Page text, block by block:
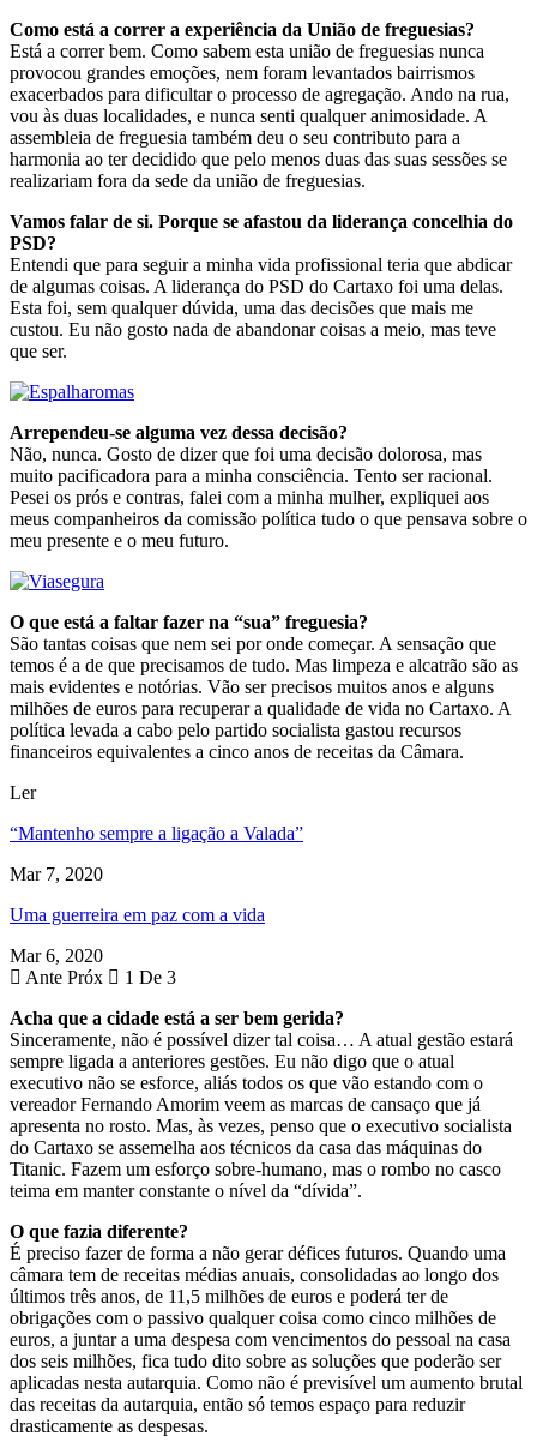
Como está a correr a experiência da União de freguesias?
Está a correr bem. Como sabem esta união de freguesias nunca
provocou grandes emoções, nem foram levantados bairrismos
exacerbados para dificultar o processo de agregação. Ando na rua,
vou às duas localidades, e nunca senti qualquer animosidade. A
assembleia de freguesia também deu o seu contributo para a
harmonia ao ter decidido que pelo menos duas das suas sessões se
realizariam fora da sede da união de freguesias.
Vamos falar de si. Porque se afastou da liderança concelhia do
PSD?
Entendi que para seguir a minha vida profissional teria que abdicar
de algumas coisas. A liderança do PSD do Cartaxo foi uma delas.
Esta foi, sem qualquer dúvida, uma das decisões que mais me
custou. Eu não gosto nada de abandonar coisas a meio, mas teve
que ser.
Arrependeu-se alguma vez dessa decisão?
Não, nunca. Gosto de dizer que foi uma decisão dolorosa, mas
muito pacificadora para a minha consciência. Tento ser racional.
Pesei os prós e contras, falei com a minha mulher, expliquei aos
meus companheiros da comissão política tudo o que pensava sobre o
meu presente e o meu futuro.
O que está a faltar fazer na “sua” freguesia?
São tantas coisas que nem sei por onde começar. A sensação que
temos é a de que precisamos de tudo. Mas limpeza e alcatrão são as
mais evidentes e notórias. Vão ser precisos muitos anos e alguns
milhões de euros para recuperar a qualidade de vida no Cartaxo. A
política levada a cabo pelo partido socialista gastou recursos
financeiros equivalentes a cinco anos de receitas da Câmara.
Ler
“Mantenho sempre a ligação a Valada”
Mar 7, 2020
Uma guerreira em paz com a vida
Mar 6, 2020
Ante Próx
1 De 3
Acha que a cidade está a ser bem gerida?
Sinceramente, não é possível dizer tal coisa… A atual gestão estará
sempre ligada a anteriores gestões. Eu não digo que o atual
executivo não se esforce, aliás todos os que vão estando com o
vereador Fernando Amorim veem as marcas de cansaço que já
apresenta no rosto. Mas, às vezes, penso que o executivo socialista
do Cartaxo se assemelha aos técnicos da casa das máquinas do
Titanic. Fazem um esforço sobre-humano, mas o rombo no casco
teima em manter constante o nível da “dívida”.
O que fazia diferente?
É preciso fazer de forma a não gerar défices futuros. Quando uma
câmara tem de receitas médias anuais, consolidadas ao longo dos
últimos três anos, de 11,5 milhões de euros e poderá ter de
obrigações com o passivo qualquer coisa como cinco milhões de
euros, a juntar a uma despesa com vencimentos do pessoal na casa
dos seis milhões, fica tudo dito sobre as soluções que poderão ser
aplicadas nesta autarquia. Como não é previsível um aumento brutal
das receitas da autarquia, então só temos espaço para reduzir
drasticamente as despesas.